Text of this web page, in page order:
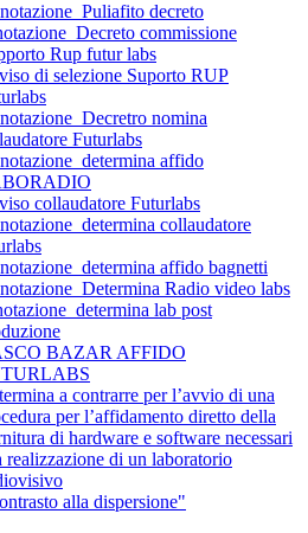
decreto
commissione
Rup futur labs
di selezione Suporto RUP
nomina
Futurlabs
affido
collaudatore Futurlabs
collaudatore
affido bagnetti
Radio video labs
lab post
BAZAR AFFIDO
a contrarre per l’avvio di una
per l’affidamento diretto della
di hardware e software necessari
realizzazione di un laboratorio
alla dispersione"